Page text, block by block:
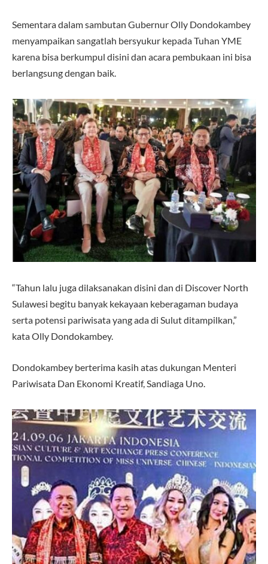
Sementara dalam sambutan Gubernur Olly Dondokambey
menyampaikan sangatlah bersyukur kepada Tuhan YME
karena bisa berkumpul disini dan acara pembukaan ini bisa
berlangsung dengan baik.
“Tahun lalu juga dilaksanakan disini dan di Discover North
Sulawesi begitu banyak kekayaan keberagaman budaya
serta potensi pariwisata yang ada di Sulut ditampilkan,”
kata Olly Dondokambey.
Dondokambey berterima kasih atas dukungan Menteri
Pariwisata Dan Ekonomi Kreatif, Sandiaga Uno.